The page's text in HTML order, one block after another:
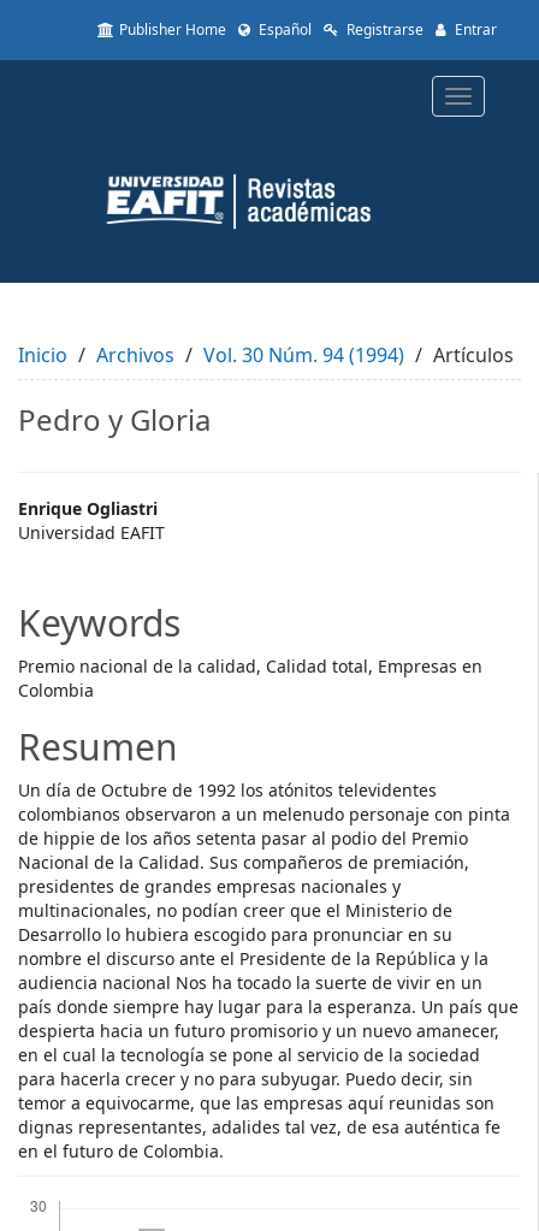
to
Content
Sidebar
Publisher Home Español Registrarse Entrar
Toggle
Inicio Archivos Vol. 30 Núm. 94 (1994) Artículos
Pedro y Gloria
Main
Article
Enrique Ogliastri
Universidad EAFIT
Keywords
Premio nacional de la calidad, Calidad total, Empresas en
Colombia
Resumen
Un día de Octubre de 1992 los atónitos televidentes
colombianos observaron a un melenudo personaje con pinta
de hippie de los años setenta pasar al podio del Premio
Nacional de la Calidad. Sus compañeros de premiación,
presidentes de grandes empresas nacionales y
multinacionales, no podían creer que el Ministerio de
Desarrollo lo hubiera escogido para pronunciar en su
nombre el discurso ante el Presidente de la República y la
audiencia nacional Nos ha tocado la suerte de vivir en un
país donde siempre hay lugar para la esperanza. Un país que
despierta hacia un futuro promisorio y un nuevo amanecer,
en el cual la tecnología se pone al servicio de la sociedad
para hacerla crecer y no para subyugar. Puedo decir, sin
temor a equivocarme, que las empresas aquí reunidas son
dignas representantes, adalides tal vez, de esa auténtica fe
en el futuro de Colombia.